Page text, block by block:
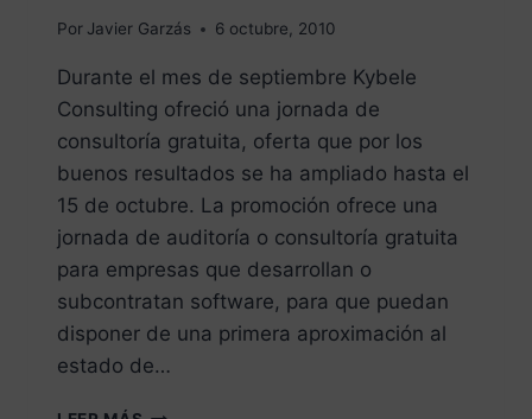
Por Javier Garzás 6 octubre, 2010
Durante el mes de septiembre Kybele
Consulting ofreció una jornada de
consultoría gratuita, oferta que por los
buenos resultados se ha ampliado hasta el
15 de octubre. La promoción ofrece una
jornada de auditoría o consultoría gratuita
para empresas que desarrollan o
subcontratan software, para que puedan
disponer de una primera aproximación al
estado de…